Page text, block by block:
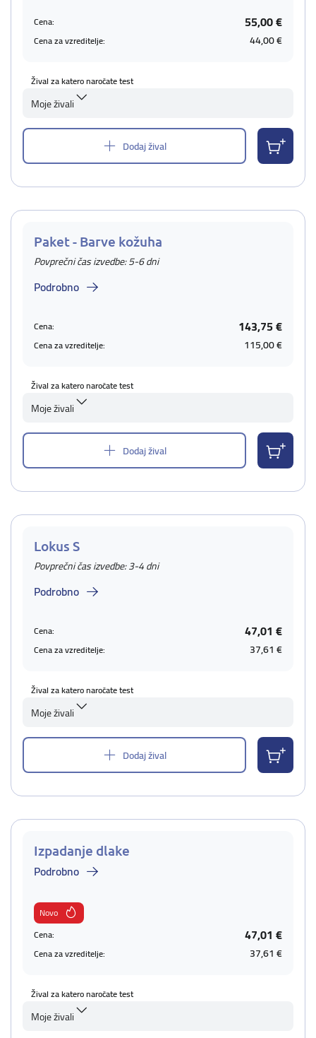
Cena: 55,00 €
Cena za vzreditelje: 44,00 €
Žival za katero naročate test
Moje živali
Dodaj žival
Paket - Barve kožuha
Povprečni čas izvedbe: 5-6 dni
Podrobno
Cena: 143,75 €
Cena za vzreditelje: 115,00 €
Žival za katero naročate test
Moje živali
Dodaj žival
Lokus S
Povprečni čas izvedbe: 3-4 dni
Podrobno
Cena: 47,01 €
Cena za vzreditelje: 37,61 €
Žival za katero naročate test
Moje živali
Dodaj žival
Izpadanje dlake
Podrobno
Novo
Cena:
47,01 €
Cena za vzreditelje: 37,61 €
Žival za katero naročate test
Moje živali